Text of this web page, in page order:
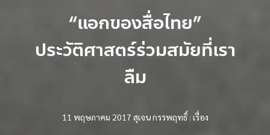
“แอกของสื่อไทย”
ประวัติศาสตร์ร่วมสมัยที่เรา
ลืม
11 พฤษภาคม 2017 สุเจน กรรพฤทธิ์ : เรื่อง